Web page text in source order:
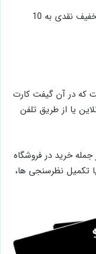
تاکنون این شرکت بیش از یک میلیارد دلار تخفیف نقدی به 10
که در آن گیفت کارت
یا از طریق تلفن
روش مختلف از جمله خرید در فروشگاه
تکمیل نظرسنجی ها،